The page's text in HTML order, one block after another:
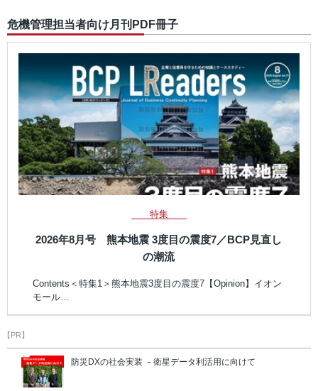
危機管理担当者向け月刊PDF冊子
特集
2026年8月号 熊本地震 3度目の震度7／BCP見直し
の潮流
Contents＜特集1＞熊本地震3度目の震度7【Opinion】イオン
モール…
【PR】
防災DXの社会実装 －衛星データ利活用に向けて